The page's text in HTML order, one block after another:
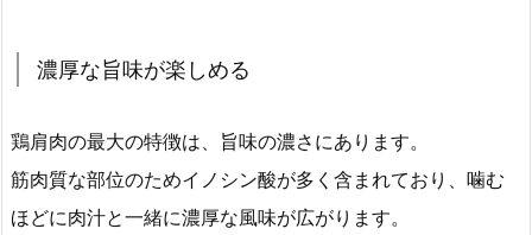
濃厚な旨味が楽しめる
鶏肩肉の最大の特徴は、旨味の濃さにあります。
筋肉質な部位のためイノシン酸が多く含まれており、噛む
ほどに肉汁と一緒に濃厚な風味が広がります。